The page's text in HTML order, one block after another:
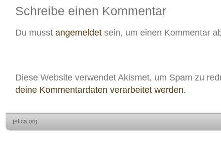
Schreibe einen Kommentar
Du musst angemeldet sein, um einen Kommentar
Diese Website verwendet Akismet, um Spam zu
deine Kommentardaten verarbeitet werden.
jelica.org